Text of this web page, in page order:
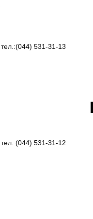
тел.:(044) 531-31-13
тел. (044) 531-31-12